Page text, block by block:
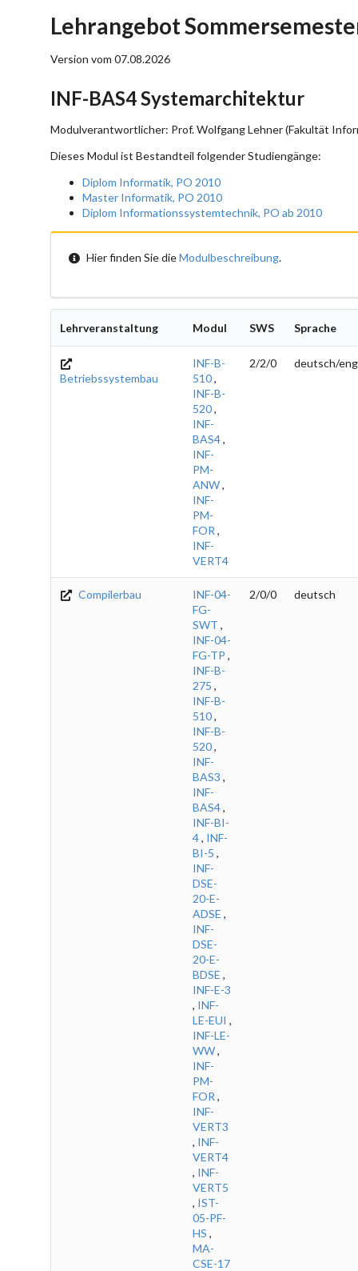
Lehrangebot
Version vom 07.08.2026
INF-BAS4 Systemarchitektur
Modulverantwortlicher: Prof. Wolfgang Lehner (Fakultät
Dieses Modul ist Bestandteil folgender Studiengänge:
Diplom Informatik, PO 2010
Master Informatik, PO 2010
Diplom Informationssystemtechnik, PO ab 2010
Hier finden Sie dieModulbeschreibung.
Lehrveranstaltung Modul SWS Sprache
Betriebssystembau
INF-B-
510,
INF-B-
520,
INF-
BAS4,
INF-
PM-
ANW,
INF-
PM-
FOR ,
INF-
VERT4
2/2/0 deutsch/
Compilerbau
INF-04-
FG-
SWT ,
INF-04-
FG-TP ,
INF-B-
275 ,
INF-B-
510,
INF-B-
520,
INF-
BAS3 ,
INF-
BAS4,
INF-BI-
4, INF-
BI-5 ,
INF-
DSE-
20-E-
ADSE ,
INF-
DSE-
20-E-
BDSE ,
INF-E-3
, INF-
LE-EUI ,
INF-LE-
WW,
INF-
PM-
FOR ,
INF-
VERT3
, INF-
VERT4
, INF-
VERT5
, IST-
05-PF-
HS ,
MA-
CSE-17
2/0/0 deutsch